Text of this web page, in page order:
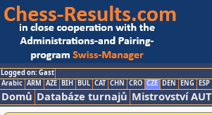
Logged on: Gast
Arabic ARM AZE BIH BUL CAT CHN CRO CZE DEN ENG ESP
Domů Databáze turnajů Mistrovství AUT